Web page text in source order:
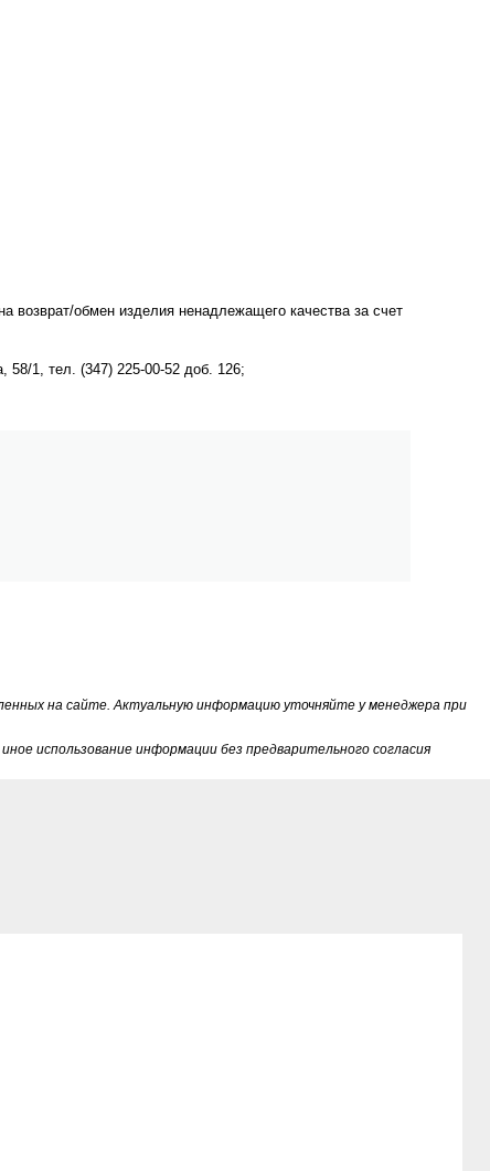
возврат/обмен изделия ненадлежащего качества за счет
58/1, тел. (347) 225-00-52 доб. 126;
на сайте. Актуальную информацию уточняйте у менеджера при
использование информации без предварительного согласия